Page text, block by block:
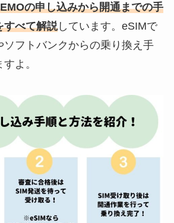
の申し込みから開通までの手
すべて解説しています。eSIMで
ソフトバンクからの乗り換え手
よ。